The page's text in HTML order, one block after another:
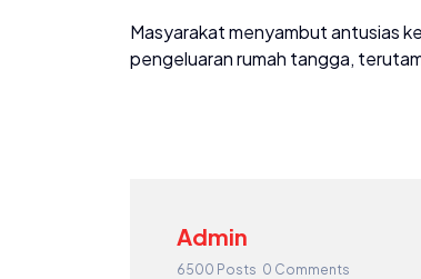
Masyarakat menyambut antusias
pengeluaran rumah tangga,
Admin
6500 Posts 0 Comments